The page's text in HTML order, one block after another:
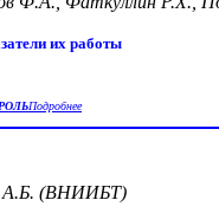
их работы
Подробнее
А.Б. (ВНИИБТ)